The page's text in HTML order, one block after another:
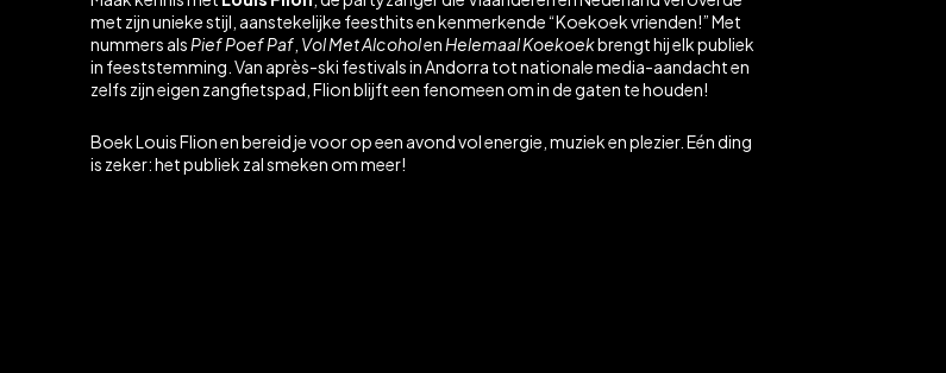
b
o
o
k
i
f
y
met zijn unieke stijl, aanstekelijke feesthits en kenmerkende “Koekoek vrienden!” Met
nummers als Pief Poef Paf Vol Met Alcoholen Helemaal Koekoekbrengt hij elk publiek
in feeststemming. Van après-ski festivals in Andorra tot nationale media-aandacht en
zelfs zijn eigen zangfietspad, Flion blijft een fenomeen om in de gaten te houden!
Boek Louis Flion en bereid je voor op een avond vol energie, muziek en plezier. Eén ding
is zeker: het publiek zal smeken om meer!